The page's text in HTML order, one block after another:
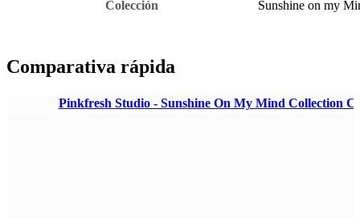
Colección Sunshine on my
Comparativa rápida
Pinkfresh Studio - Sunshine On My Mind Collection